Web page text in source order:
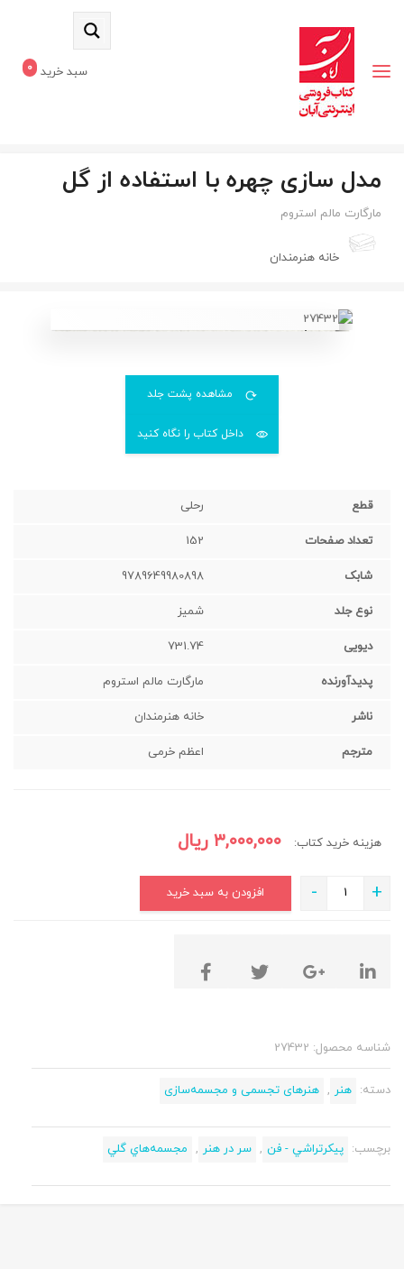
سبد خرید 0
مدل‌ سازی چهره با استفاده از گل
مارگارت مالم استروم
خانه هنرمندان
مشاهده پشت جلد
داخل کتاب را نگاه کنید
قطع رحلی
تعداد صفحات 152
شابک 9789649980898
نوع جلد شميز
دیویی 731.74
پدیدآورنده مارگارت مالم استروم
ناشر خانه هنرمندان
مترجم اعظم خرمی
هزینه خرید کتاب: ۳,۰۰۰,۰۰۰ ریال
+
- افزودن به سبد خرید
شناسه محصول: 27432
دسته: هنر , هنرهای ‌تجسمی و مجسمه‌سازی
برچسب: پيكرتراشي - فن , سر در هنر , مجسمه‌هاي گلي